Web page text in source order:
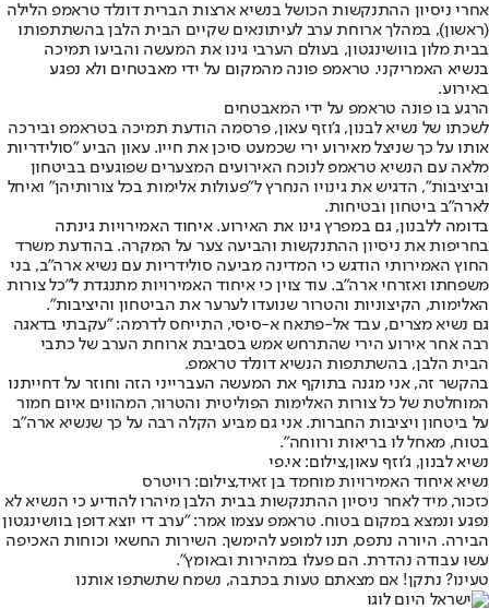
אחרי ניסיון ההתנקשות הכושל בנשיא ארצות הברית דונלד טראמפ הלילה
(ראשון), במהלך ארוחת ערב לעיתונאים שקיים הבית הלבן בהשתתפותו
בבית מלון בוושינגטון, בעולם הערבי גינו את המעשה והביעו תמיכה
בנשיא האמריקני. טראמפ פונה מהמקום על ידי מאבטחים ולא נפגע
באירוע.
הרגע בו פונה טראמפ על ידי המאבטחים
לשכתו של נשיא לבנון, ג'וזף עאון, פרסמה הודעת תמיכה בטראמפ ובירכה
אותו על כך שניצל מאירוע ירי שכמעט סיכן את חייו. עאון הביע "סולידריות
מלאה עם הנשיא טראמפ לנוכח האירועים המצערים שפוגעים בביטחון
וביציבות", הדגיש את גינויו הנחרץ ל"פעולות אלימות בכל צורותיהן" ואיחל
לארה"ב ביטחון ובטיחות.
בדומה ללבנון, גם במפרץ גינו את האירוע. איחוד האמירויות גינתה
בחריפות את ניסיון ההתנקשות והביעה צער על המקרה. בהודעת משרד
החוץ האמירותי הודגש כי המדינה מביעה סולידריות עם נשיא ארה"ב, בני
משפחתו ואזרחי ארה"ב. עוד צוין כי איחוד האמירויות מתנגדת ל"כל צורות
האלימות, הקיצוניות והטרור שנועדו לערער את הביטחון והיציבות".
גם נשיא מצרים, עבד אל-פתאח א-סיסי, התייחס לדרמה: "עקבתי בדאגה
רבה אחר אירוע הירי שהתרחש אמש בסביבת ארוחת הערב של כתבי
הבית הלבן, בהשתתפות הנשיא דונלד טראמפ.
בהקשר זה, אני מגנה בתוקף את המעשה העברייני הזה וחוזר על דחייתנו
המוחלטת של כל צורות האלימות הפוליטית והטרור, המהווים איום חמור
על ביטחון ויציבות החברות. אני גם מביע הקלה רבה על כך שנשיא ארה"ב
בטוח, מאחל לו בריאות ורווחה".
נשיא לבנון, ג'וזף עאון,צילום: אי.פי
נשיא איחוד האמירויות מוחמד בן זאיד,צילום: רויטרס
כזכור, מיד לאחר ניסיון ההתנקשות בבית הלבן מיהרו להודיע כי הנשיא לא
נפגע ונמצא במקום בטוח. טראמפ עצמו אמר: "ערב די יוצא דופן בוושינגטון
הבירה. היורה נתפס, תנו למופע להימשך. השירות החשאי וכוחות האכיפה
עשו עבודה נהדרת. הם פעלו במהירות ובאומץ".
טעינו? נתקן! אם מצאתם טעות בכתבה, נשמח שתשתפו אותנו